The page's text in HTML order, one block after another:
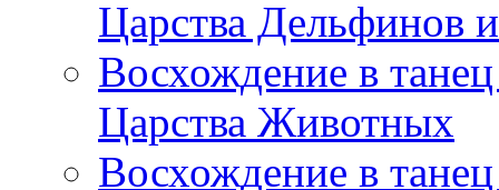
Царства Дельфинов
Восхождение в
Царства Животных
Восхождение в